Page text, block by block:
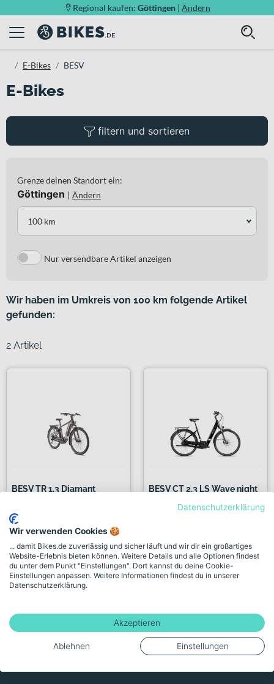
Regional kaufen: Göttingen | Ändern
E-Bikes BESV
E-Bikes
filtern und sortieren
Grenze deinen Standort ein:
Göttingen | Ändern
100 km
Nur versendbare Artikel anzeigen
Wir haben im Umkreis von 100 km folgende Artikel
gefunden:
2 Artikel
BESV TR 1.3 Diamant
2.999,00€
Zweiradhaus Leimenkühler
80.1 km
BESV CT 2.3 LS Wave night
1.999,00€
Die Fahrrad-Scheune e.K.
Datenschutzerklärung
Wir verwenden Cookies 🍪
... damit Bikes.de zuverlässig und sicher läuft und wir dir ein großartiges
Website-Erlebnis bieten können. Weitere Details und alle Optionen findest
du unter dem Punkt "Einstellungen". Dort kannst du deine Cookie-
Einstellungen anpassen. Weitere Informationen findest du in unserer
Datenschutzerklärung.
Akzeptieren
Ablehnen Einstellungen